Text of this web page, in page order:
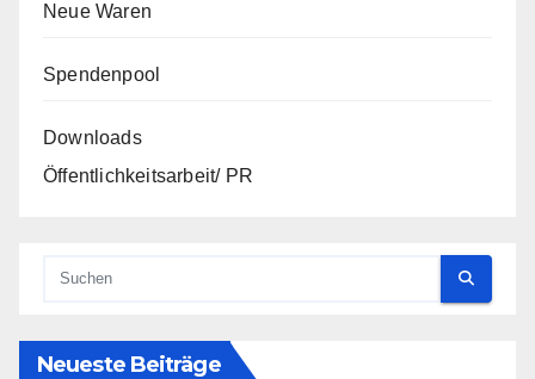
Neue Waren
Spendenpool
Downloads
Öffentlichkeitsarbeit/ PR
Neueste Beiträge